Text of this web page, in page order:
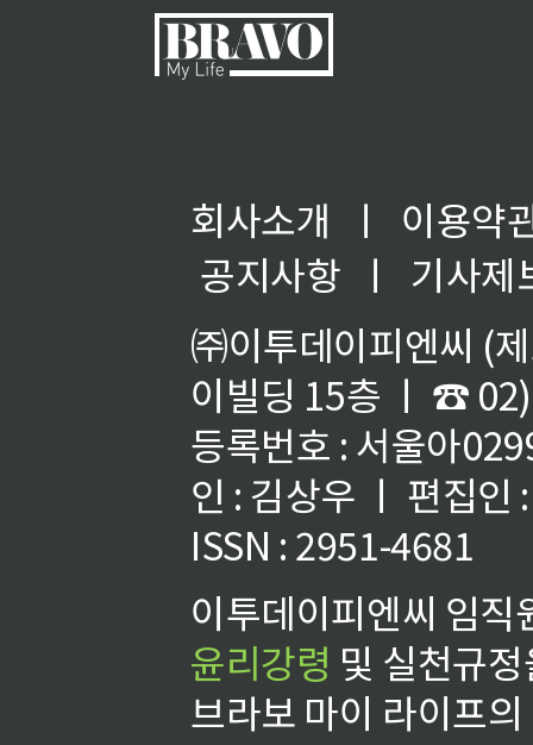
회사소개 ㅣ
이용약
공지사항
ㅣ
기사제
㈜이투데이피엔씨 (
이빌딩 15층 ㅣ ☎
등록번호 : 서울아
인 : 김상우 ㅣ 편집인
ISSN : 2951-4681
이투데이피엔씨 임
윤리강령 및 실천규
브라보 마이 라이프